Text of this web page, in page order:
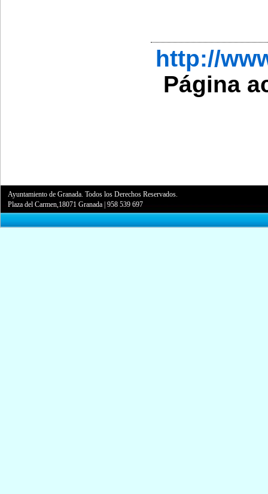
http://
Página
Ayuntamiento de Granada. Todos los Derechos Reservados.
Plaza del Carmen,18071 Granada |958 539 697